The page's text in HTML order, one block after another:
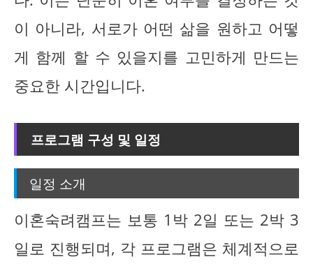
이 아니라, 서로가 어떤 삶을 원하고 어떻
게 함께 할 수 있을지를 고민하게 만드는
중요한 시간입니다.
프로그램 구성 및 일정
일정 소개
이혼숙려캠프는 보통 1박 2일 또는 2박 3
일로 진행되며, 각 프로그램은 체계적으로